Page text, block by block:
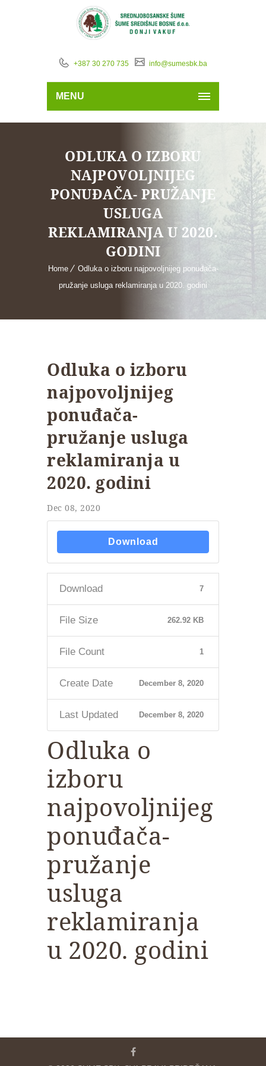
+387 30 270 735 info@sumesbk.ba
MENU
ODLUKA O IZBORU
NAJPOVOLJNIJEG
PONUĐAČA- PRUŽANJE
USLUGA
REKLAMIRANJA U 2020.
GODINI
Home
Odluka o izboru najpovoljnijeg ponuđača-
pružanje usluga reklamiranja u 2020. godini
Odluka o izboru
najpovoljnijeg
ponuđača-
pružanje usluga
reklamiranja u
2020. godini
Dec 08, 2020
Download
Download 7
File Size 262.92 KB
File Count 1
Create Date December 8, 2020
Last Updated December 8, 2020
Odluka o
izboru
najpovoljnijeg
ponuđača-
pružanje
usluga
reklamiranja
u 2020. godini